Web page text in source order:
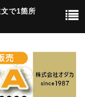
で1箇所